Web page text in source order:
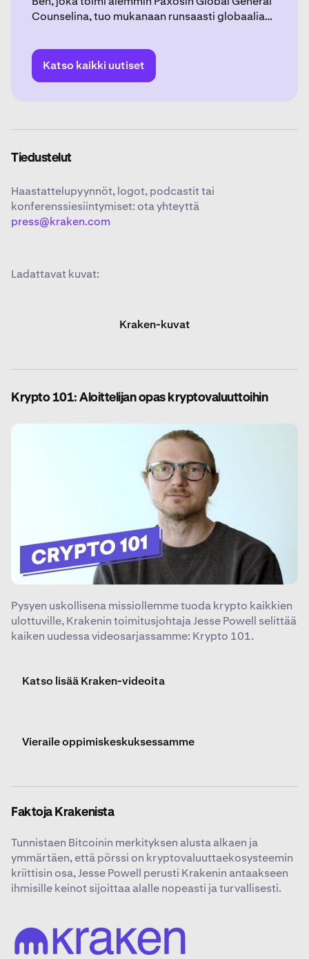
Counselina, tuo mukanaan runsaasti globaalia
liittyvistä asioista krypto-, teknologia- ja
finanssialoilla.
Katso kaikki uutiset
Tiedustelut
Haastattelupyynnöt, logot, podcastit tai
konferenssiesiintymiset: ota yhteyttä
press@kraken.com
Ladattavat kuvat:
Kraken-kuvat
Krypto 101: Aloittelijan opas kryptovaluuttoihin
Pysyen uskollisena missiollemme tuoda krypto kaikkien
ulottuville, Krakenin toimitusjohtaja Jesse Powell selittää
kaiken uudessa videosarjassamme: Krypto 101.
Katso lisää Kraken-videoita
Vieraile oppimiskeskuksessamme
Faktoja Krakenista
Tunnistaen Bitcoinin merkityksen alusta alkaen ja
ymmärtäen, että pörssi on kryptovaluuttaekosysteemin
kriittisin osa, Jesse Powell perusti Krakenin antaakseen
ihmisille keinot sijoittaa alalle nopeasti ja turvallisesti.